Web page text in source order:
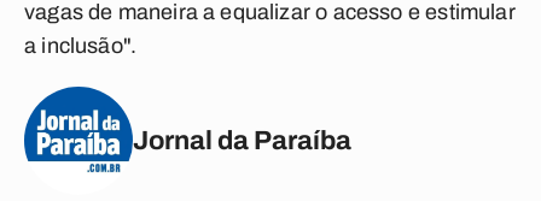
vagas de maneira a equalizar o acesso e estimular
a inclusão".
Jornal da Paraíba